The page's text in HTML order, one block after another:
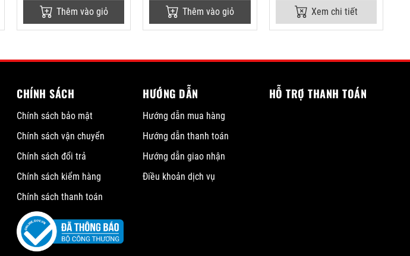
Thêm vào giỏ Thêm vào giỏ Xem chi tiết
CHÍNH SÁCH
Chính sách bảo mật
Chính sách vận chuyển
Chính sách đổi trả
Chính sách kiểm hàng
Chính sách thanh toán
HƯỚNG DẪN
Hướng dẫn mua hàng
Hướng dẫn thanh toán
Hướng dẫn giao nhận
Điều khoản dịch vụ
HỖ TRỢ THANH TOÁN